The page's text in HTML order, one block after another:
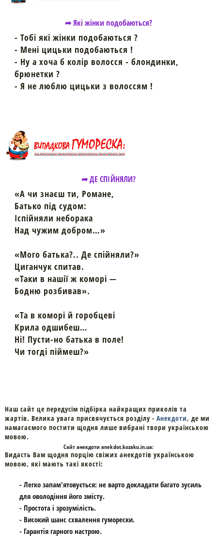
➦ Які жінки подобаються?
- Тобі які жінки подобаються ?
- Мені цицьки подобаються !
- Ну а хоча б колір волосся - блондинки,
брюнетки ?
- Я не люблю цицьки з волоссям !
➦ ДЕ СПІЙНЯЛИ?
«А чи знаєш ти, Романе,
Батько під судом:
Іспійняли неборака
Над чужим добром…»
«Мого батька?.. Де спійняли?»
Циганчук спитав.
«Таки в нашії ж коморі —
Бодню розбивав».
«Та в коморі й горобцеві
Крила одшибеш…
Ні! Пусти-но батька в поле!
Чи тогді піймеш?»
Наш сайт це передусім підбірка найкращих приколів та
жартів. Велика увага присвячується розділу - Анекдоти, де ми
намагаємого постити щодня лише вибрані твори українською
мовою.
Cайтанекдоти anekdot.kozaku.in.ua:
Видасть Вам щодня порцію свіжих анекдотів українською
мовою, які мають такі якості:
- Легко запам'ятовується: не варто докладати багато зусиль
для оволодіння його змісту.
- Простота і зрозумілість.
- Високий шанс схвалення гуморески.
- Гарантія гарного настрою.